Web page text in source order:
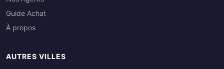
Guide Achat
À propos
AUTRES VILLES